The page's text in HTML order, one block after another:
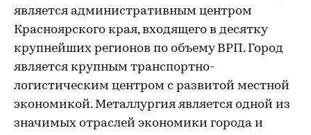
является административным центром
Красноярского края, входящего в десятку
крупнейших регионов по объему ВРП. Город
является крупным транспортно-
логистическим центром с развитой местной
экономикой. Металлургия является одной из
значимых отраслей экономики города и